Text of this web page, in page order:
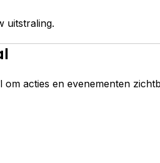
uitstraling.
om acties en evenementen